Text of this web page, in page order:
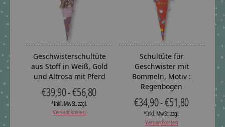
Geschwisterschultüte
aus Stoff in Weiß, Gold
und Altrosa mit Pferd
€39,90 - €56,80
*Inkl. MwSt. zzgl.
Versandkosten
Schultüte für
Geschwister mit
Bommeln, Motiv :
Regenbogen
€34,90 - €51,80
*Inkl. MwSt. zzgl.
Versandkosten